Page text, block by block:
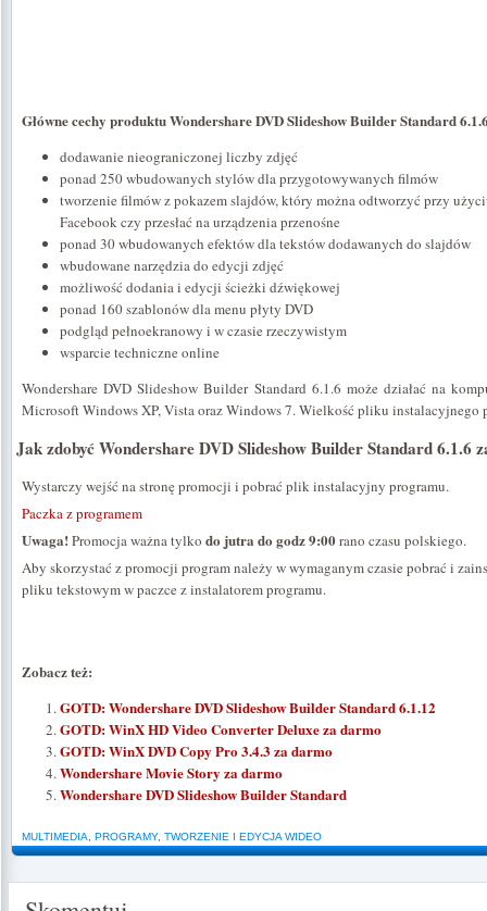
Główne cechy produktu Wondershare DVD Slideshow Builder Standard
dodawanie nieograniczonej liczby zdjęć
ponad 250 wbudowanych stylów dla przygotowywanych filmów
tworzenie filmów z pokazem slajdów, który można odtworzyć przy
Facebook czy przesłać na urządzenia przenośne
ponad 30 wbudowanych efektów dla tekstów dodawanych do slajdów
wbudowane narzędzia do edycji zdjęć
możliwość dodania i edycji ścieżki dźwiękowej
ponad 160 szablonów dla menu płyty DVD
podgląd pełnoekranowy i w czasie rzeczywistym
wsparcie techniczne online
Wondershare DVD Slideshow Builder Standard 6.1.6 może działać na
Microsoft Windows XP, Vista oraz Windows 7. Wielkość pliku instalacyjnego
Jak zdobyć Wondershare DVD Slideshow Builder Standard 6.1.6
Wystarczy wejść na stronę promocji i pobrać plik instalacyjny programu.
Paczka z programem
Uwaga!Promocja ważna tylko do jutra do godz 9:00rano czasu polskiego.
Aby skorzystać z promocji program należy w wymaganym czasie pobrać i
pliku tekstowym w paczce z instalatorem programu.
Zobacz też:
GOTD: Wondershare DVD Slideshow Builder Standard 6.1.12
GOTD: WinX HD Video Converter Deluxe za darmo
GOTD: WinX DVD Copy Pro 3.4.3 za darmo
Wondershare Movie Story za darmo
Wondershare DVD Slideshow Builder Standard
MULTIMEDIA PROGRAMY, TWORZENIE I EDYCJA WIDEO